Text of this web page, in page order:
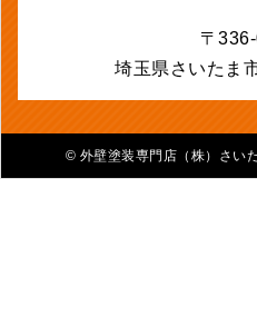
〒
埼玉県さいたま
© 外壁塗装専門店（株）さい